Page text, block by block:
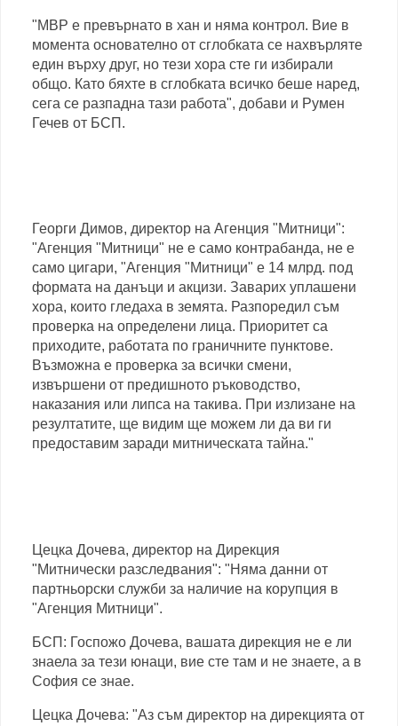
"МВР е превърнато в хан и няма контрол. Вие в
момента основателно от сглобката се нахвърляте
един върху друг, но тези хора сте ги избирали
общо. Като бяхте в сглобката всичко беше наред,
сега се разпадна тази работа", добави и Румен
Гечев от БСП.
Георги Димов, директор на Агенция "Митници":
"Агенция "Митници" не е само контрабанда, не е
само цигари, "Агенция "Митници" е 14 млрд. под
формата на данъци и акцизи. Заварих уплашени
хора, които гледаха в земята. Разпоредил съм
проверка на определени лица. Приоритет са
приходите, работата по граничните пунктове.
Възможна е проверка за всички смени,
извършени от предишното ръководство,
наказания или липса на такива. При излизане на
резултатите, ще видим ще можем ли да ви ги
предоставим заради митническата тайна."
Цецка Дочева, директор на Дирекция
"Митнически разследвания": "Няма данни от
партньорски служби за наличие на корупция в
"Агенция Митници".
БСП: Госпожо Дочева, вашата дирекция не е ли
знаела за тези юнаци, вие сте там и не знаете, а в
София се знае.
Цецка Дочева: "Аз съм директор на дирекцията от